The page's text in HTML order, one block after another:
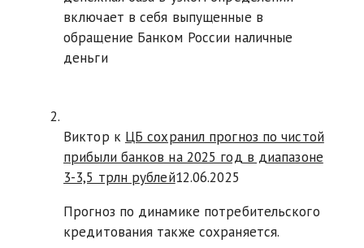
включает в себя выпущенные в
обращение Банком России наличные
деньги
Виктор к ЦБ сохранил прогноз по чистой
прибыли банков на 2025 год в диапазоне
3-3,5 трлн рублей12.06.2025
Прогноз по динамике потребительского
кредитования также сохраняется.